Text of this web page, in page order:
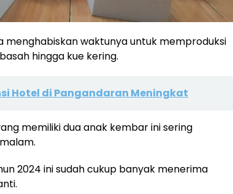
menghabiskan waktunya untuk memproduksi
hingga kue kering.
Hotel di Pangandaran Meningkat
memiliki dua anak kembar ini sering
2024 ini sudah cukup banyak menerima